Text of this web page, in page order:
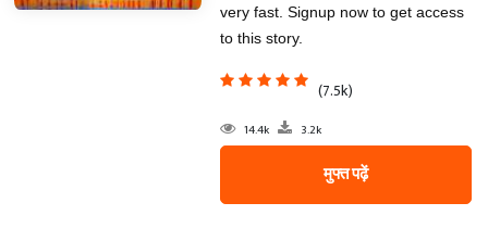
very fast. Signup now to get access
to this story.
(7.5k)
14.4k 3.2k
मुफ्त पढ़ें